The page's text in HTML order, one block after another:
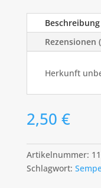
Beschreibung
Rezensionen
Herkunft
2,50 €
Artikelnummer:
Schlagwort: